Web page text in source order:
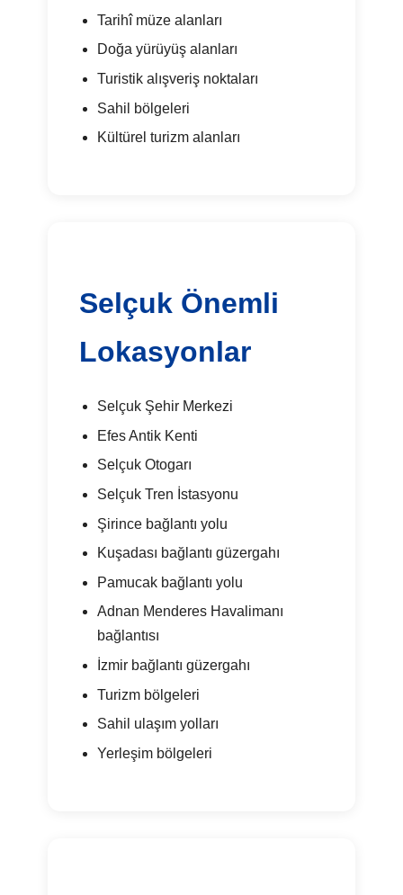
Tarihî müze alanları
Doğa yürüyüş alanları
Turistik alışveriş noktaları
Sahil bölgeleri
Kültürel turizm alanları
Selçuk Önemli
Lokasyonlar
Selçuk Şehir Merkezi
Efes Antik Kenti
Selçuk Otogarı
Selçuk Tren İstasyonu
Şirince bağlantı yolu
Kuşadası bağlantı güzergahı
Pamucak bağlantı yolu
Adnan Menderes Havalimanı
bağlantısı
İzmir bağlantı güzergahı
Turizm bölgeleri
Sahil ulaşım yolları
Yerleşim bölgeleri